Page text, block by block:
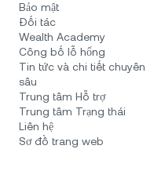
Bảo mật
Đối tác
Wealth Academy
Công bố lỗ hổng
Tin tức và chi tiết chuyên
sâu
Trung tâm Hỗ trợ
Trung tâm Trạng thái
Liên hệ
Sơ đồ trang web